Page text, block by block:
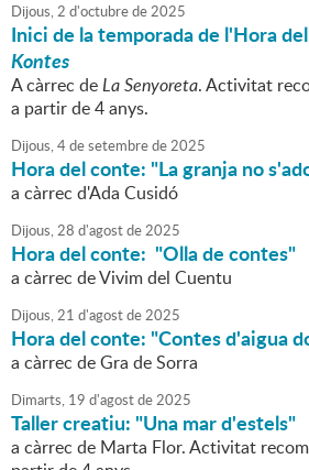
Dijous,2 d'octubrede2025
Inici de la temporada de l'Hora
Kontes
A càrrec deLa Senyoreta. Activitat
a partir de 4 anys.
Dijous,4desetembrede2025
Hora del conte: "La granja no
a càrrec d'Ada Cusidó
Dijous,28 d'agostde2025
Hora del conte: "Olla de contes"
a càrrec de Vivim del Cuentu
Dijous,21 d'agostde2025
Hora del conte: "Contes d'aigua
a càrrec de Gra de Sorra
Dimarts, 19 d'agostde2025
Taller creatiu: "Una mar d'estels"
a càrrec de Marta Flor. Activitat